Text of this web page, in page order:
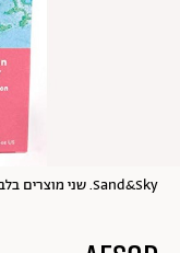
Sand&Sky. שני מוצרים בלבד